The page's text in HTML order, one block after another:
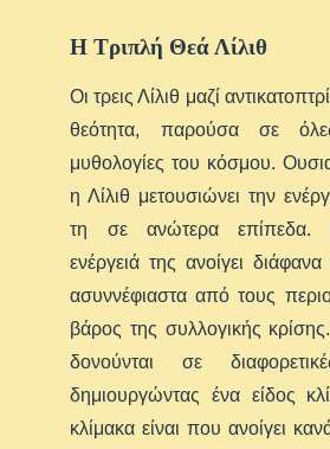
Η Τριπλή Θεά Λίλιθ
Οι τρεις Λίλιθ μαζί
θεότητα, παρούσα σε
μυθολογίες του κόσμου.
η Λίλιθ μετουσιώνει την
τη σε ανώτερα
ενέργειά της ανοίγει
ασυννέφιαστα από τους
βάρος της συλλογικής
δονούνται σε
δημιουργώντας ένα είδος
κλίμακα είναι που ανοίγει